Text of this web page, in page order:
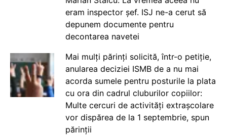
eram inspector șef. ISJ ne-a cerut să
depunem documente pentru
decontarea navetei
Mai mulți părinți solicită, într-o petiție,
anularea deciziei ISMB de a nu mai
acorda sumele pentru posturile la plata
cu ora din cadrul cluburilor copiilor:
Multe cercuri de activități extrașcolare
vor dispărea de la 1 septembrie, spun
părinții